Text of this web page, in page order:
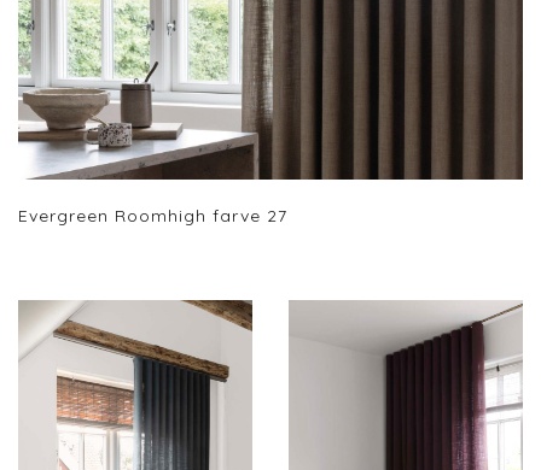
Evergreen Roomhigh farve 27